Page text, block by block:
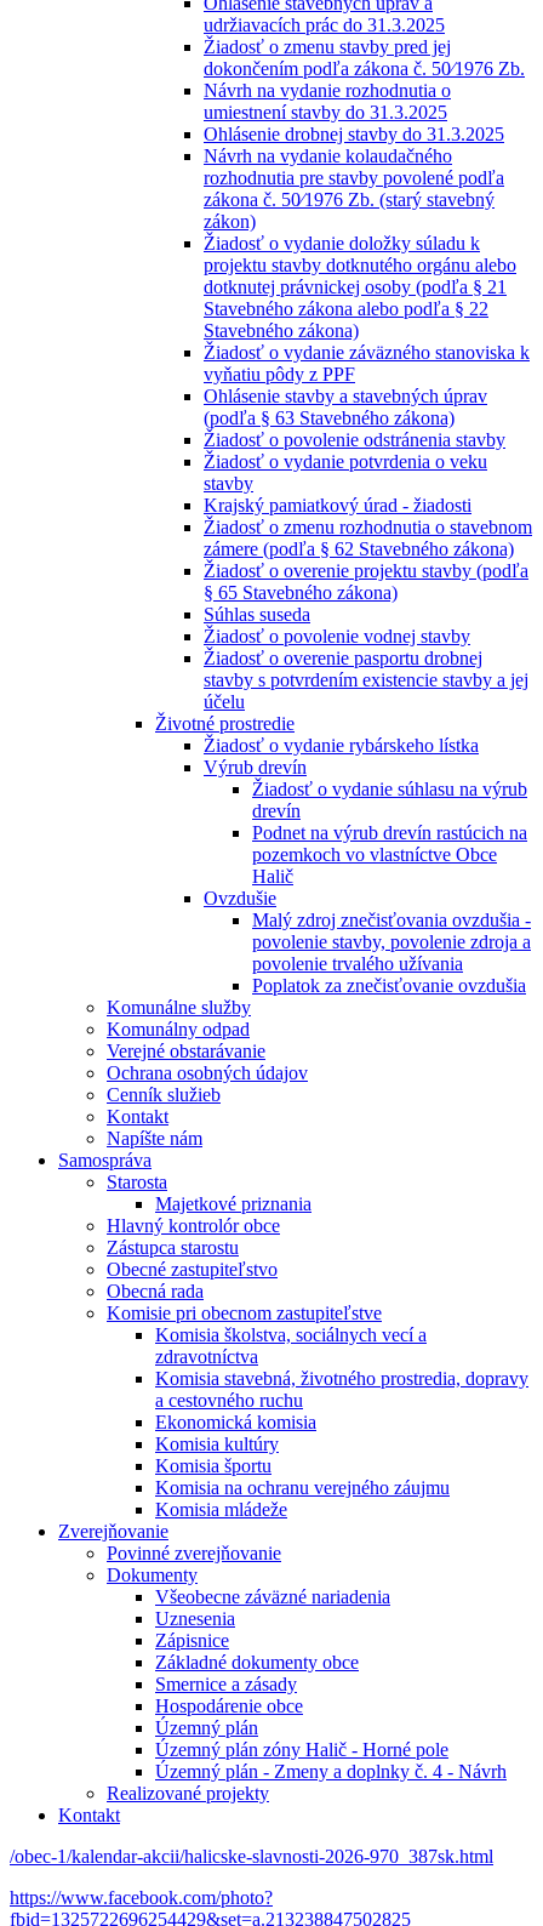
udržiavacích prác do 31.3.2025
Žiadosť o zmenu stavby pred jej
dokončením podľa zákona č. 50⁄1976 Zb.
Návrh na vydanie rozhodnutia o
umiestnení stavby do 31.3.2025
Ohlásenie drobnej stavby do 31.3.2025
Návrh na vydanie kolaudačného
rozhodnutia pre stavby povolené podľa
zákona č. 50⁄1976 Zb. (starý stavebný
zákon)
Žiadosť o vydanie doložky súladu k
projektu stavby dotknutého orgánu alebo
dotknutej právnickej osoby (podľa § 21
Stavebného zákona alebo podľa § 22
Stavebného zákona)
Žiadosť o vydanie záväzného stanoviska k
vyňatiu pôdy z PPF
Ohlásenie stavby a stavebných úprav
(podľa § 63 Stavebného zákona)
Žiadosť o povolenie odstránenia stavby
Žiadosť o vydanie potvrdenia o veku
stavby
Krajský pamiatkový úrad - žiadosti
Žiadosť o zmenu rozhodnutia o stavebnom
zámere (podľa § 62 Stavebného zákona)
Žiadosť o overenie projektu stavby (podľa
§ 65 Stavebného zákona)
Súhlas suseda
Žiadosť o povolenie vodnej stavby
Žiadosť o overenie pasportu drobnej
stavby s potvrdením existencie stavby a jej
účelu
Životné prostredie
Žiadosť o vydanie rybárskeho lístka
Výrub drevín
Žiadosť o vydanie súhlasu na výrub
drevín
Podnet na výrub drevín rastúcich na
pozemkoch vo vlastníctve Obce
Halič
Ovzdušie
Malý zdroj znečisťovania ovzdušia -
povolenie stavby, povolenie zdroja a
povolenie trvalého užívania
Poplatok za znečisťovanie ovzdušia
Komunálne služby
Komunálny odpad
Verejné obstarávanie
Ochrana osobných údajov
Cenník služieb
Kontakt
Napíšte nám
Samospráva
Starosta
Majetkové priznania
Hlavný kontrolór obce
Zástupca starostu
Obecné zastupiteľstvo
Obecná rada
Komisie pri obecnom zastupiteľstve
Komisia školstva, sociálnych vecí a
zdravotníctva
Komisia stavebná, životného prostredia, dopravy
a cestovného ruchu
Ekonomická komisia
Komisia kultúry
Komisia športu
Komisia na ochranu verejného záujmu
Komisia mládeže
Zverejňovanie
Povinné zverejňovanie
Dokumenty
Všeobecne záväzné nariadenia
Uznesenia
Zápisnice
Základné dokumenty obce
Smernice a zásady
Hospodárenie obce
Územný plán
Územný plán zóny Halič - Horné pole
Územný plán - Zmeny a doplnky č. 4 - Návrh
Realizované projekty
Kontakt
/obec-1/kalendar-akcii/halicske-slavnosti-2026-970_387sk.html
https://www.facebook.com/photo?
fbid=1325722696254429&set=a.213238847502825